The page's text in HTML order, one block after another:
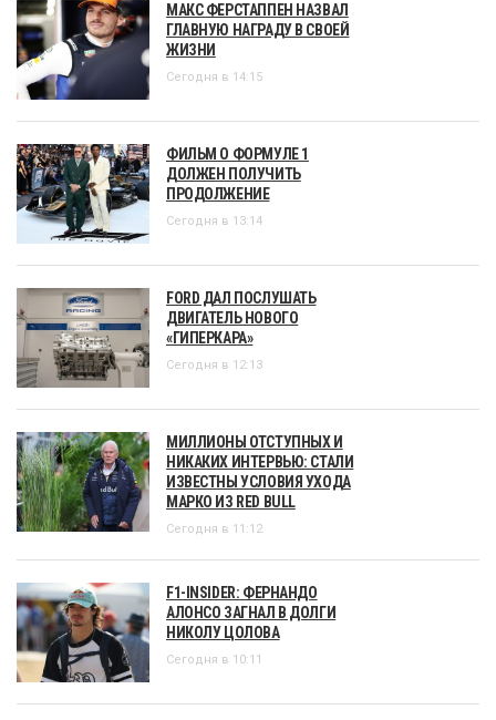
МАКС ФЕРСТАППЕН НАЗВАЛ
ГЛАВНУЮ НАГРАДУ В СВОЕЙ
ЖИЗНИ
Сегодня в 14:15
ФИЛЬМ О ФОРМУЛЕ 1
ДОЛЖЕН ПОЛУЧИТЬ
ПРОДОЛЖЕНИЕ
Сегодня в 13:14
FORD ДАЛ ПОСЛУШАТЬ
ДВИГАТЕЛЬ НОВОГО
«ГИПЕРКАРА»
Сегодня в 12:13
МИЛЛИОНЫ ОТСТУПНЫХ И
НИКАКИХ ИНТЕРВЬЮ: СТАЛИ
ИЗВЕСТНЫ УСЛОВИЯ УХОДА
МАРКО ИЗ RED BULL
Сегодня в 11:12
F1-INSIDER: ФЕРНАНДО
АЛОНСО ЗАГНАЛ В ДОЛГИ
НИКОЛУ ЦОЛОВА
Сегодня в 10:11